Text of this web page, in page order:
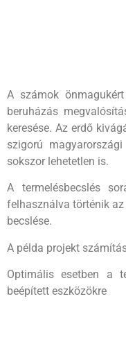
A számok
beruházás
keresése. Az erdő
szigorú
sokszor lehetetlen is.
A termelésbecslés
felhasználva történik
becslése.
A példa projekt
Optimális esetben a
beépített eszközökre